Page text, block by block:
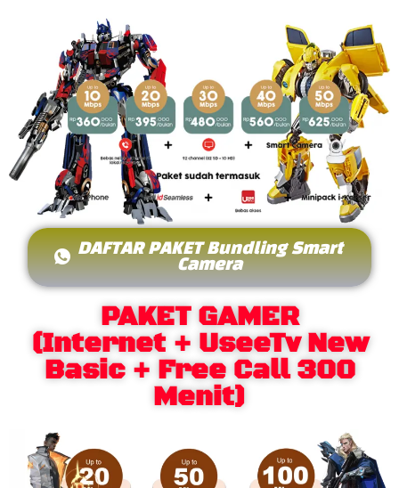
DAFTAR PAKET Bundling Smart
Camera
PAKET GAMER
(Internet + UseeTv New
Basic + Free Call 300
Menit)